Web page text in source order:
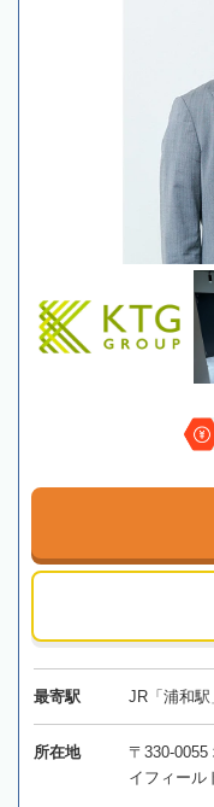
最寄駅 JR「浦和駅
所在地
〒330-
イフィール